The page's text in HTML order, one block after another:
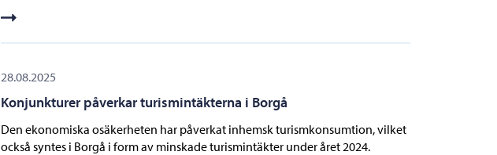
28.08.2025
Konjunkturer påverkar turismintäkterna i Borgå
Den ekonomiska osäkerheten har påverkat inhemsk turismkonsumtion, vilket
också syntes i Borgå i form av minskade turismintäkter under året 2024.